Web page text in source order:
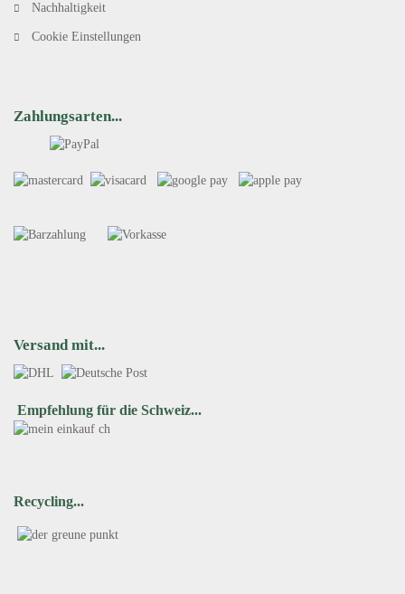
Nachhaltigkeit
Cookie Einstellungen
Zahlungsarten...
Versand mit...
Empfehlung für die Schweiz...
Recycling...